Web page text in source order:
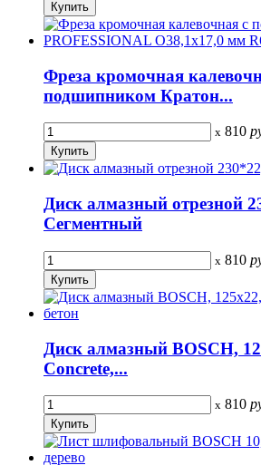
Фреза кромочная
подшипником Кратон...
x 810
Диск алмазный отрезной
Сегментный
x 810
Диск алмазный BOSCH,
Concrete,...
x 810